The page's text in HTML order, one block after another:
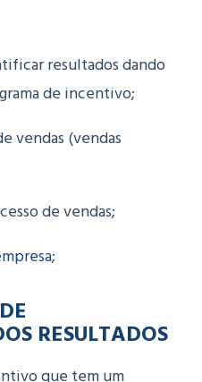
resultados dando
de incentivo;
vendas (vendas
de vendas;
;
RESULTADOS
que tem um